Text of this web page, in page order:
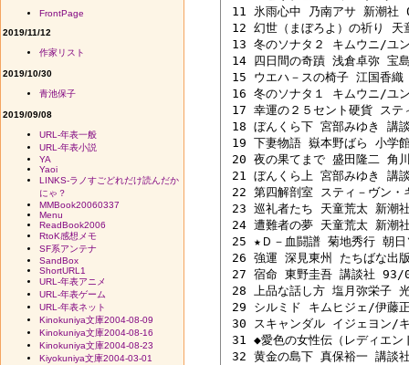
11 氷雨心中 乃南アサ 新潮
12 幻世（まぼろよ）の祈り
13 冬のソナタ２ キムウニ/ユ
14 四日間の奇蹟 浅倉卓弥
15 ウエハ－スの椅子 江国香
16 冬のソナタ１ キムウニ/ユ
17 幸運の２５セント硬貨 ス
18 ぼんくら下 宮部みゆき
19 下妻物語 嶽本野ばら 小
20 夜の果てまで 盛田隆二
21 ぼんくら上 宮部みゆき
22 第四解剖室 スティ－ヴン
23 巡礼者たち 天童荒太 新
24 遭難者の夢 天童荒太 新
25 ★Ｄ－血闘譜 菊地秀行 朝
26 強運 深見東州 たちばな
27 宿命 東野圭吾 講談社
28 上品な話し方 塩月弥栄子
29 シルミド キムヒジェ/伊
30 スキャンダル イジェヨン/
31 ◆愛色の女性伝（レディエ
32 黄金の島下 真保裕一 講
FrontPage
2019/11/12
作家リスト
2019/10/30
青池保子
2019/09/08
URL-年表一般
URL-年表小説
YA
Yaoi
LINKS-ラノすごどれだけ読んだか
にゃ？
MMBook20060337
Menu
ReadBook2006
RtoK感想メモ
SF系アンテナ
SandBox
ShortURL1
URL-年表アニメ
URL-年表ゲーム
URL-年表ネット
Kinokuniya文庫2004-08-09
Kinokuniya文庫2004-08-16
Kinokuniya文庫2004-08-23
Kiyokuniya文庫2004-03-01